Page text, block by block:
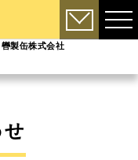
製缶株式会社